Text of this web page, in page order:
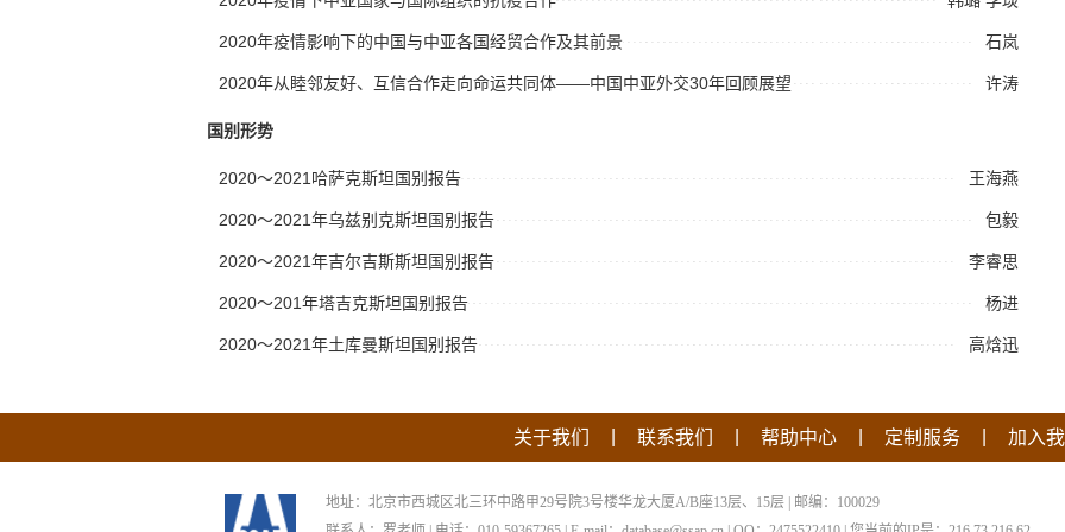
石岚
2020年疫情影响下的中国与中亚各国经贸合作及其前景
许涛
2020年从睦邻友好、互信合作走向命运共同体——中国中亚外交30年回顾展望
国别形势
王海燕
2020～2021哈萨克斯坦国别报告
包毅
2020～2021年乌兹别克斯坦国别报告
李睿思
2020～2021年吉尔吉斯斯坦国别报告
杨进
2020～201年塔吉克斯坦国别报告
高焓迅
2020～2021年土库曼斯坦国别报告
关于我们 联系我们 帮助中心 定制服务 加入
地址：北京市西城区北三环中路甲29号院3号楼华龙大厦A/B座13层、15层 | 邮编：100029